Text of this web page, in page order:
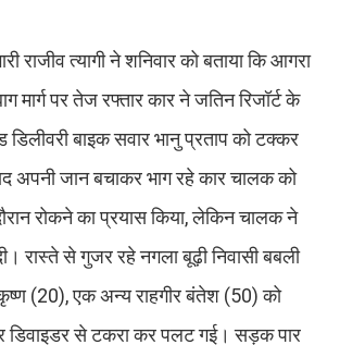
राजीव त्यागी ने शनिवार को बताया कि आगरा
मार्ग पर तेज रफ्तार कार ने जतिन रिजॉर्ट के
बाइक सवार भानु प्रताप को टक्कर
अपनी जान बचाकर भाग रहे कार चालक को
रोकने का प्रयास किया, लेकिन चालक ने
रास्ते से गुजर रहे नगला बूढ़ी निवासी बबली
(20), एक अन्य राहगीर बंतेश (50) को
डिवाइडर से टकरा कर पलट गई। सड़क पार